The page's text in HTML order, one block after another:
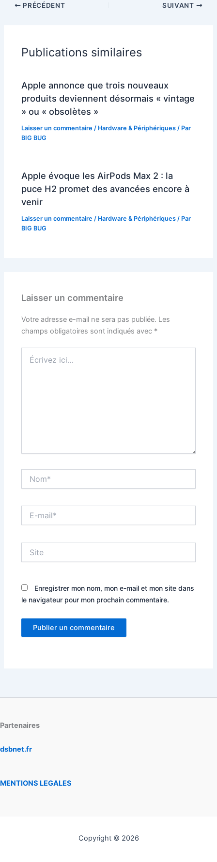
PRÉCÉDENT SUIVANT
Publications similaires
Apple annonce que trois nouveaux
produits deviennent désormais « vintage
» ou « obsolètes »
Laisser un commentaire / Hardware & Périphériques / Par
BIG BUG
Apple évoque les AirPods Max 2 : la
puce H2 promet des avancées encore à
venir
Laisser un commentaire / Hardware & Périphériques / Par
BIG BUG
Laisser un commentaire
Votre adresse e-mail ne sera pas publiée. Les
champs obligatoires sont indiqués avec *
ici…
mail*
Enregistrer mon nom, mon e-mail et mon site dans
le navigateur pour mon prochain commentaire.
Partenaires
dsbnet.fr
MENTIONS LEGALES
Copyright © 2026